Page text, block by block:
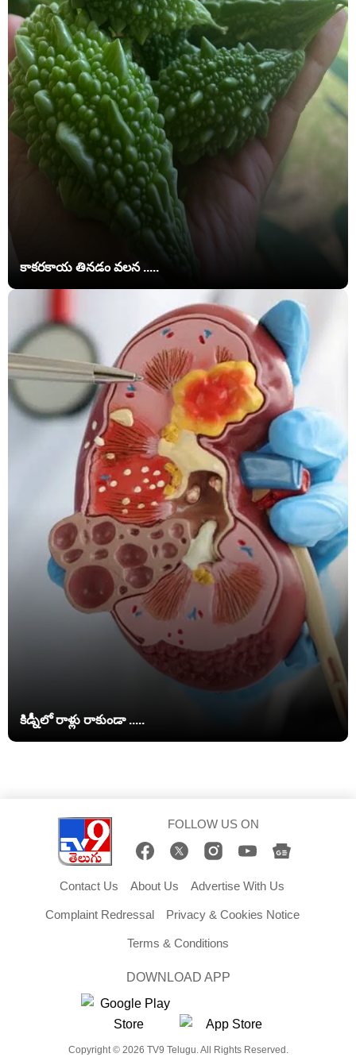
కాకరకాయ తినడం వలన .....
కిడ్నీలో రాళ్లు రాకుండా .....
FOLLOW US ON
Contact Us About Us Advertise With Us
Complaint Redressal Privacy & Cookies Notice
Terms & Conditions
DOWNLOAD APP
Copyright © 2026 TV9 Telugu. All Rights Reserved.